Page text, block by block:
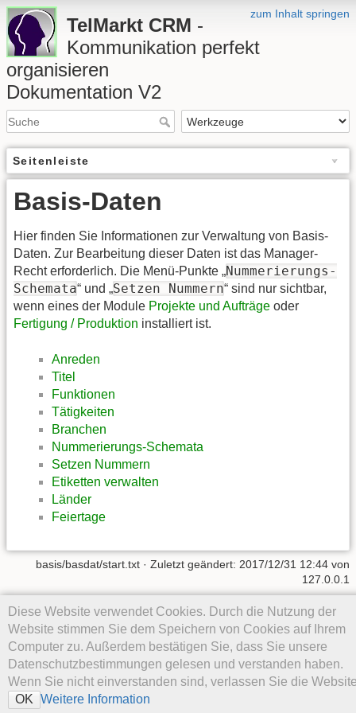
zum Inhalt springen
TelMarkt CRM -
Kommunikation perfekt
organisieren
Dokumentation V2
Seitenleiste
Basis-Daten
Hier finden Sie Informationen zur Verwaltung von Basis-
Daten. Zur Bearbeitung dieser Daten ist das Manager-
Recht erforderlich. Die Menü-Punkte „Nummerierungs-
Schemata“ und „Setzen Nummern“ sind nur sichtbar,
wenn eines der Module Projekte und Aufträge oder
Fertigung / Produktion installiert ist.
Anreden
Titel
Funktionen
Tätigkeiten
Branchen
Nummerierungs-Schemata
Setzen Nummern
Etiketten verwalten
Länder
Feiertage
Diese Website verwendet Cookies. Durch die Nutzung der
Website stimmen Sie dem Speichern von Cookies auf Ihrem
Computer zu. Außerdem bestätigen Sie, dass Sie unsere
Datenschutzbestimmungen gelesen und verstanden haben.
Wenn Sie nicht einverstanden sind, verlassen Sie die
OK Weitere Information
basis/basdat/start.txt · Zuletzt geändert: 2017/12/31 12:44 von
127.0.0.1
Falls nicht anders bezeichnet, ist der Inhalt dieses Wikis unter der
folgenden Lizenz veröffentlicht:
CC Attribution-Share Alike 4.0
International